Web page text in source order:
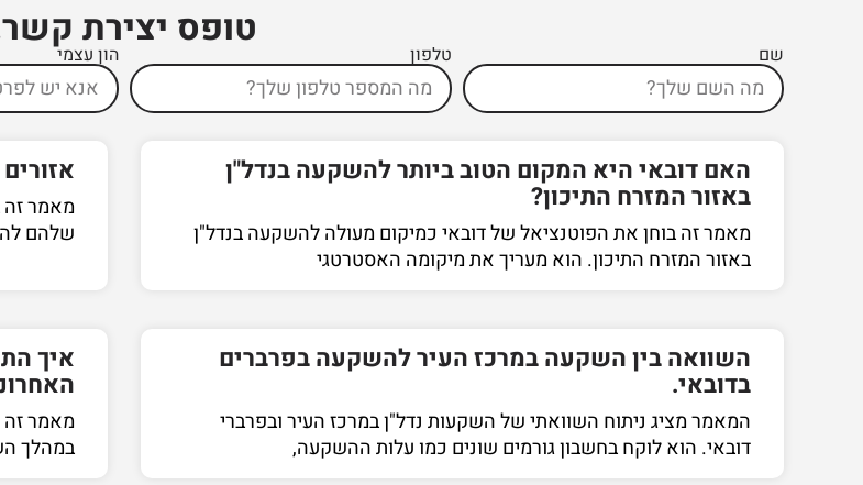
טופס יצירת קשר
שם טלפון הון עצמי
האם דובאי היא המקום הטוב ביותר להשקעה בנדל"ן
באזור המזרח התיכון?
מאמר זה בוחן את הפוטנציאל של דובאי כמיקום מעולה להשקעה בנדל"ן
באזור המזרח התיכון. הוא מעריך את מיקומה האסטרטגי
מאמר זה
שלהם
השוואה בין השקעה במרכז העיר להשקעה בפרברים
בדובאי.
המאמר מציג ניתוח השוואתי של השקעות נדל"ן במרכז העיר ובפרברי
דובאי. הוא לוקח בחשבון גורמים שונים כמו עלות ההשקעה,
איך
מאמר זה
במהלך